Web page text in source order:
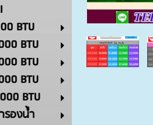
BTU
BTU
BTU
BTU
BTU
รองน้ำ